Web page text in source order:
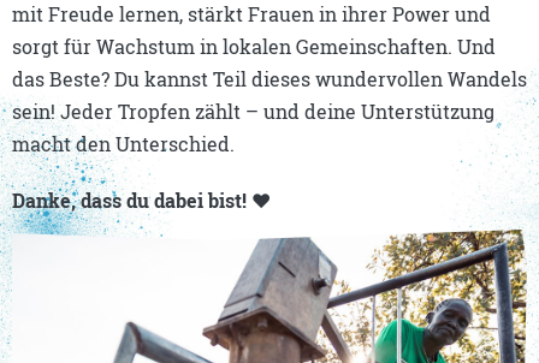
mit Freude lernen, stärkt Frauen in ihrer Power und
sorgt für Wachstum in lokalen Gemeinschaften. Und
das Beste? Du kannst Teil dieses wundervollen Wandels
sein! Jeder Tropfen zählt – und deine Unterstützung
macht den Unterschied.
Danke, dass du dabei bist! ❤️